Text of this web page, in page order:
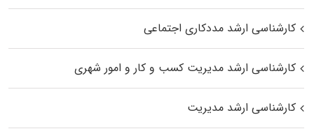
کارشناسی ارشد مددکاری اجتماعی
کارشناسی ارشد مدیریت کسب و کار و امور شهری
کارشناسی ارشد مدیریت